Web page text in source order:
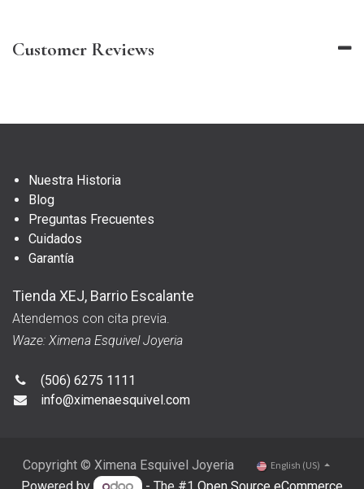
Customer Reviews
Nuestra Historia
Blog
Preguntas Frecuentes
Cuidados
Garantía
Tienda XEJ, Barrio Escalante
Atendemos con cita previa.
Waze: Ximena Esquivel Joyeria
(506) 6275 1111
info@ximenaesquivel.com
Copyright © Ximena Esquivel Joyeria English (US)